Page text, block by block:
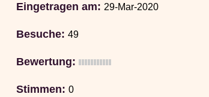
Eingetragen am: 29-Mar-2020
Besuche: 49
Bewertung:
Stimmen: 0